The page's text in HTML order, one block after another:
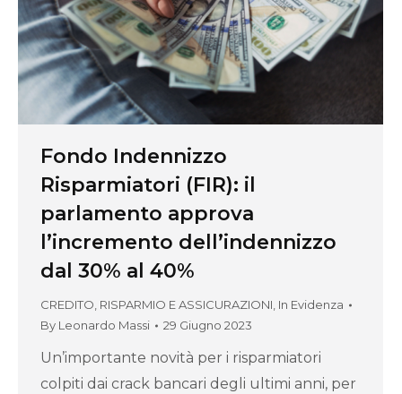
Fondo Indennizzo
Risparmiatori (FIR): il
parlamento approva
l’incremento dell’indennizzo
dal 30% al 40%
CREDITO, RISPARMIO E ASSICURAZIONI, In Evidenza
By Leonardo Massi 29 Giugno 2023
Un’importante novità per i risparmiatori
colpiti dai crack bancari degli ultimi anni, per